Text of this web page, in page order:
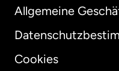
Allgemeine
Cookies